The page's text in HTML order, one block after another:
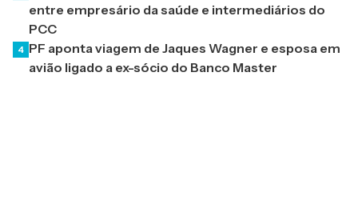
entre empresário da saúde e intermediários do
PCC
4 PF aponta viagem de Jaques Wagner e esposa em
avião ligado a ex-sócio do Banco Master